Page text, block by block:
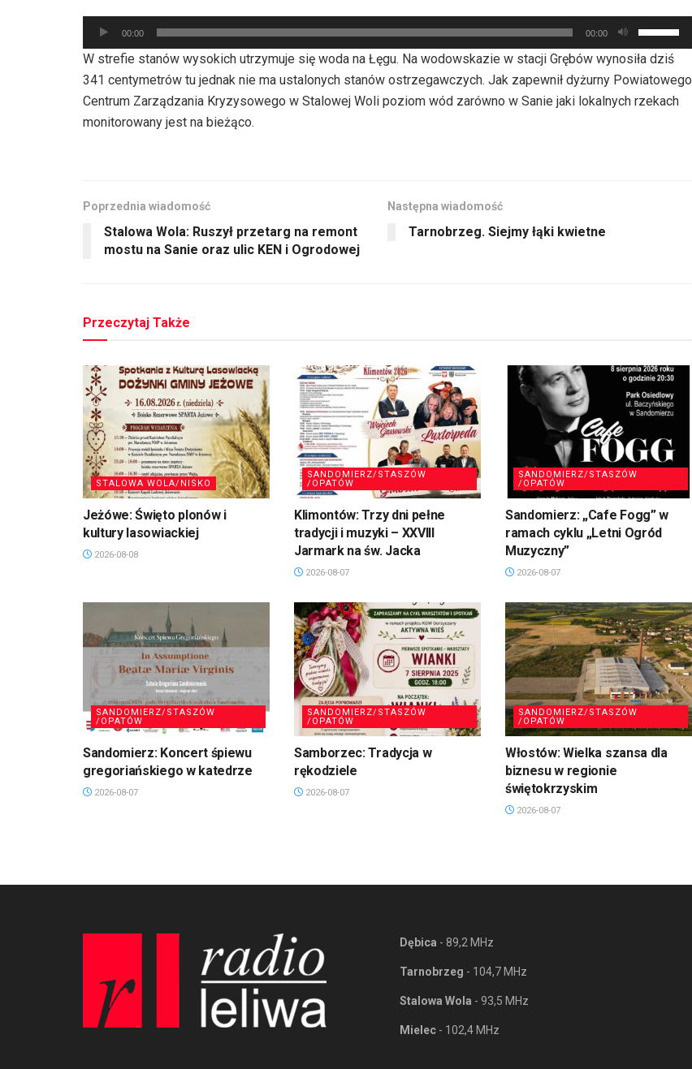
lub
głośność.
oraz
do
dołu
aby
Odtwarzacz
plików
dźwiękowych
00:00 00:00
strzałek
do
góry
oraz
W strefie stanów wysokich utrzymuje się woda na Łęgu. Na wodowskazie w stacji Grębów wynosiła dziś
341 centymetrów tu jednak nie ma ustalonych stanów ostrzegawczych. Jak zapewnił dyżurny Powiatowego
Centrum Zarządzania Kryzysowego w Stalowej Woli poziom wód zarówno w Sanie jaki lokalnych rzekach
monitorowany jest na bieżąco.
Poprzednia wiadomość
Stalowa Wola: Ruszył przetarg na remont
mostu na Sanie oraz ulic KEN i Ogrodowej
Następna wiadomość
Tarnobrzeg. Siejmy łąki kwietne
Przeczytaj Także
STALOWA WOLA/NISKO
Jeżówe: Święto plonów i
kultury lasowiackiej
2026-08-08
SANDOMIERZ/STASZÓW
/OPATÓW
Klimontów: Trzy dni pełne
tradycji i muzyki – XXVIII
Jarmark na św. Jacka
2026-08-07
SANDOMIERZ/STASZÓW
/OPATÓW
Sandomierz: „Cafe Fogg” w
ramach cyklu „Letni Ogród
Muzyczny”
2026-08-07
SANDOMIERZ/STASZÓW
/OPATÓW
Sandomierz: Koncert śpiewu
gregoriańskiego w katedrze
2026-08-07
SANDOMIERZ/STASZÓW
/OPATÓW
Samborzec: Tradycja w
rękodziele
2026-08-07
SANDOMIERZ/STASZÓW
/OPATÓW
Włostów: Wielka szansa dla
biznesu w regionie
świętokrzyskim
2026-08-07
Dębica - 89,2 MHz
Tarnobrzeg - 104,7 MHz
Stalowa Wola - 93,5 MHz
Mielec - 102,4 MHz